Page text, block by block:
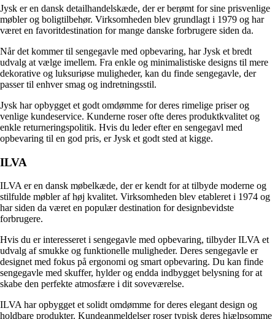
Jysk er en dansk detailhandelskæde, der er berømt for sine prisvenlige
møbler og boligtilbehør. Virksomheden blev grundlagt i 1979 og har
været en favoritdestination for mange danske forbrugere siden da.
Når det kommer til sengegavle med opbevaring, har Jysk et bredt
udvalg at vælge imellem. Fra enkle og minimalistiske designs til mere
dekorative og luksuriøse muligheder, kan du finde sengegavle, der
passer til enhver smag og indretningsstil.
Jysk har opbygget et godt omdømme for deres rimelige priser og
venlige kundeservice. Kunderne roser ofte deres produktkvalitet og
enkle returneringspolitik. Hvis du leder efter en sengegavl med
opbevaring til en god pris, er Jysk et godt sted at kigge.
ILVA
ILVA er en dansk møbelkæde, der er kendt for at tilbyde moderne og
stilfulde møbler af høj kvalitet. Virksomheden blev etableret i 1974 og
har siden da været en populær destination for designbevidste
forbrugere.
Hvis du er interesseret i sengegavle med opbevaring, tilbyder ILVA et
udvalg af smukke og funktionelle muligheder. Deres sengegavle er
designet med fokus på ergonomi og smart opbevaring. Du kan finde
sengegavle med skuffer, hylder og endda indbygget belysning for at
skabe den perfekte atmosfære i dit soveværelse.
ILVA har opbygget et solidt omdømme for deres elegant design og
holdbare produkter. Kundeanmeldelser roser typisk deres hjælpsomme